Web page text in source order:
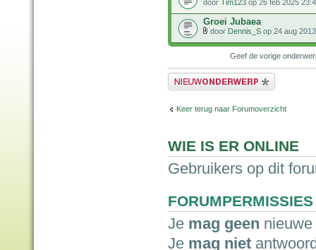
door Tim123 op 26 feb 2025
Groei Jubaea
door Dennis_S op 24 aug
Geef de vorige
Plaats een nieuw bericht
Keer terug naar Forumoverzicht
WIE IS ER ONLINE
Gebruikers op dit
FORUMPERMISSIES
Je mag geen
Je mag niet